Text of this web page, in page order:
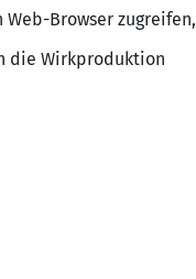
Browser zugreifen,
die Wirkproduktion